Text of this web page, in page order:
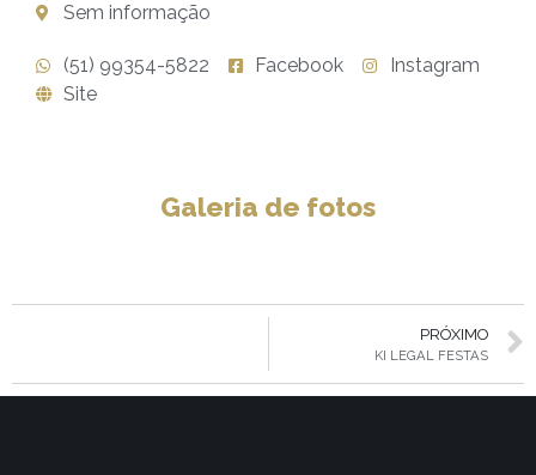
Sem informação
(51) 99354-5822 Facebook
Instagram
Site
Galeria de fotos
PRÓXIMO
KI LEGAL FESTAS